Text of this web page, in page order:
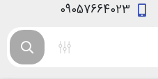
09057664023